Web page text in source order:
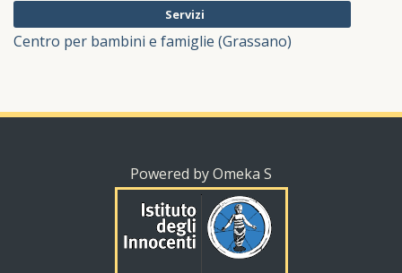
Servizi
Centro per bambini e famiglie (Grassano)
Powered by Omeka S